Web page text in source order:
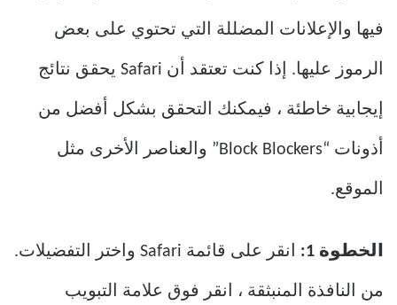
فيها والإعلانات المضللة التي تحتوي على بعض
الرموز عليها. إذا كنت تعتقد أن Safari يحقق نتائج
إيجابية خاطئة ، فيمكنك التحقق بشكل أفضل من
أذونات “Block Blockers” والعناصر الأخرى مثل
الموقع.
الخطوة 1: انقر على قائمة Safari واختر التفضيلات.
من النافذة المنبثقة ، انقر فوق علامة التبويب